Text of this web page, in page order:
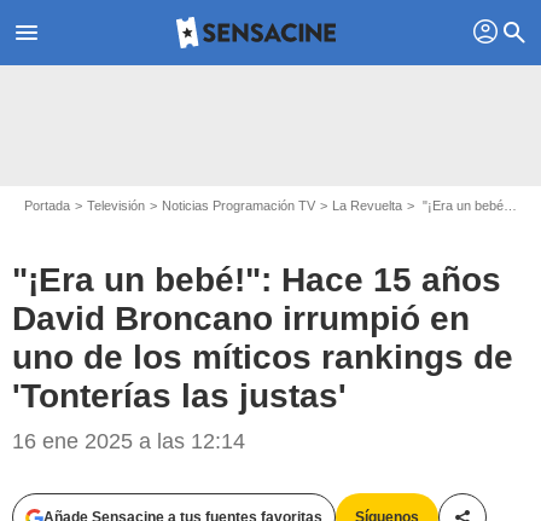
menu profil search
Portada Televisión Noticias Programación TV La Revuelta "¡Era un bebé!": Hace 15 años David Broncano irrumpió en uno de los míticos rankings de 'Tonterías las justas'
"¡Era un bebé!": Hace 15 años
David Broncano irrumpió en
uno de los míticos rankings de
'Tonterías las justas'
16 ene 2025 a las 12:14
Añade Sensacine a tus fuentes favoritas Síguenos
Mediaset